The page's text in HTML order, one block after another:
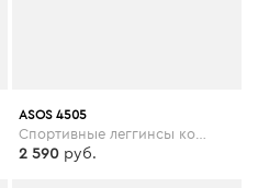
ASOS 4505
Спортивные леггинсы колор блок ASOS 4505 - Оранжевый
2 590 руб.